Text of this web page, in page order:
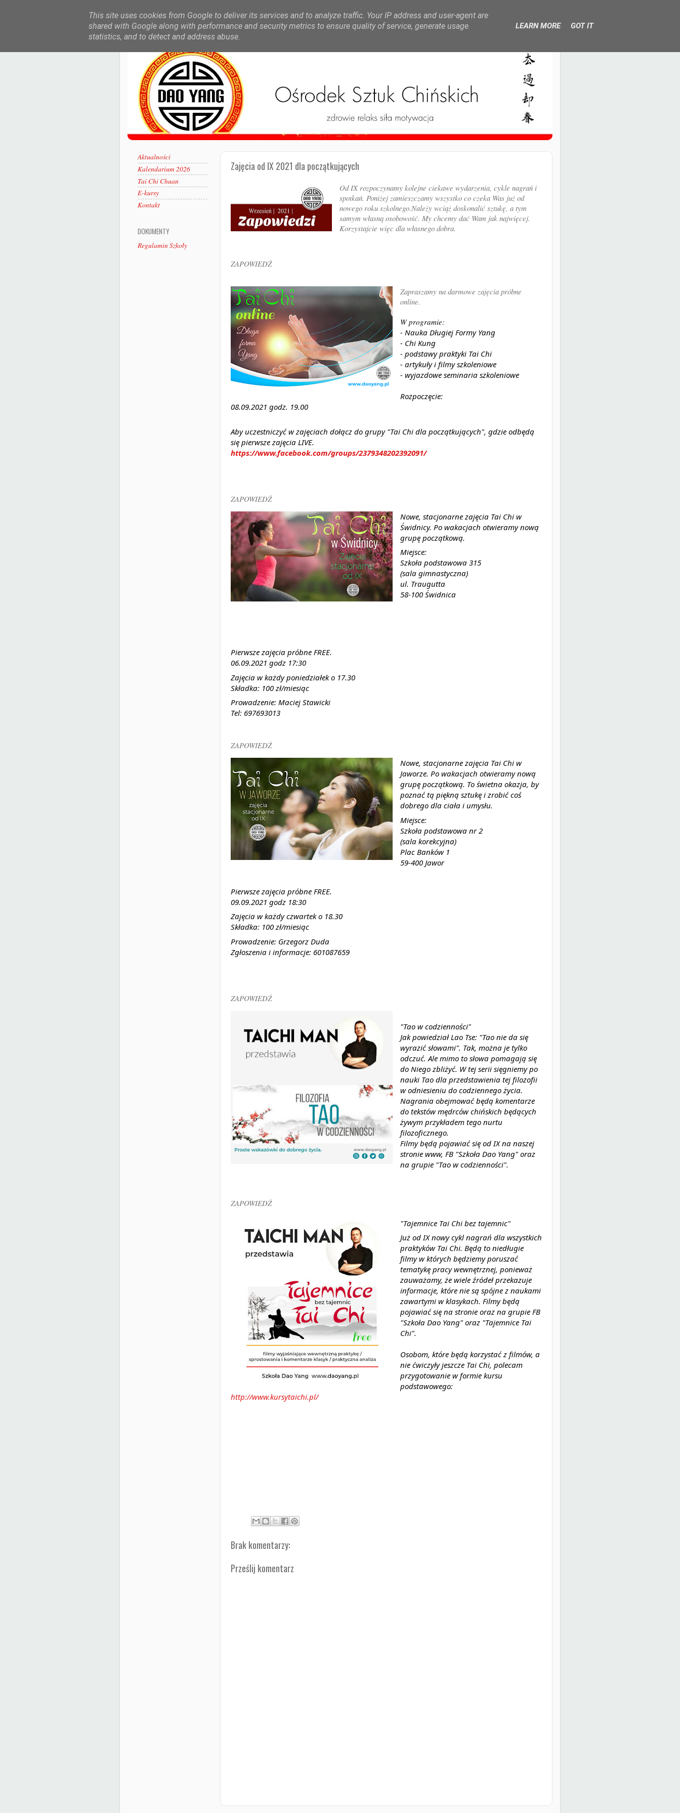
Zajęcia od IX 2021 dla początkujących
Od IX rozpoczynamy kolejne ciekawe wydarzenia, cykle nagrań i
spotkań. Poniżej zamieszczamy wszystko co czeka Was już od
nowego roku szkolnego.Należy wciąż doskonalić sztukę, a tym
samym własną osobowość. My chcemy dać Wam jak najwięcej.
Korzystajcie więc dla własnego dobra.
ZAPOWIEDŹ
Zapraszamy na darmowe zajęcia próbne
online.
W programie:
- Nauka Długiej Formy Yang
- Chi Kung
- podstawy praktyki Tai Chi
- artykuły i filmy szkoleniowe
- wyjazdowe seminaria szkoleniowe
Rozpoczęcie:
08.09.2021 godz. 19.00
Aby uczestniczyć w zajęciach dołącz do grupy "Tai Chi dla początkujących", gdzie odbędą
się pierwsze zajęcia LIVE.
https://www.facebook.com/groups/2379348202392091/
ZAPOWIEDŹ
Nowe, stacjonarne zajęcia Tai Chi w
Świdnicy. Po wakacjach otwieramy nową
grupę początkową.
Miejsce:
Szkoła podstawowa 315
(sala gimnastyczna)
ul. Traugutta
58-100 Świdnica
Pierwsze zajęcia próbne FREE.
06.09.2021 godz 17:30
Zajęcia w każdy poniedziałek o 17.30
Składka: 100 zł/miesiąc
Prowadzenie: Maciej Stawicki
Tel: 697693013
ZAPOWIEDŹ
Nowe, stacjonarne zajęcia Tai Chi w
Jaworze. Po wakacjach otwieramy nową
grupę początkową. To świetna okazja, by
poznać tą piękną sztukę i zrobić coś
dobrego dla ciała i umysłu.
Miejsce:
Szkoła podstawowa nr 2
(sala korekcyjna)
Plac Banków 1
59-400 Jawor
Pierwsze zajęcia próbne FREE.
09.09.2021 godz 18:30
Zajęcia w każdy czwartek o 18.30
Składka: 100 zł/miesiąc
Prowadzenie: Grzegorz Duda
Zgłoszenia i informacje: 601087659
ZAPOWIEDŹ
"Tao w codzienności"
Jak powiedział Lao Tse: "Tao nie da się
wyrazić słowami". Tak, można je tylko
odczuć. Ale mimo to słowa pomagają się
do Niego zbliżyć. W tej serii sięgniemy po
nauki Tao dla przedstawienia tej filozofii
w odniesieniu do codziennego życia.
Nagrania obejmować będą komentarze
do tekstów mędrców chińskich będących
żywym przykładem tego nurtu
filozoficznego.
Filmy będą pojawiać się od IX na naszej
stronie www, FB "Szkoła Dao Yang" oraz
na grupie "Tao w codzienności".
ZAPOWIEDŹ
"Tajemnice Tai Chi bez tajemnic"
Już od IX nowy cykl nagrań dla wszystkich
praktyków Tai Chi. Będą to niedługie
filmy w których będziemy poruszać
tematykę pracy wewnętrznej, ponieważ
zauważamy, że wiele źródeł przekazuje
informacje, które nie są spójne z naukami
zawartymi w klasykach. Filmy będą
pojawiać się na stronie oraz na grupie FB
"Szkoła Dao Yang" oraz "Tajemnice Tai
Chi".
Osobom, które będą korzystać z filmów, a
nie ćwiczyły jeszcze Tai Chi, polecam
przygotowanie w formie kursu
podstawowego:
http://www.kursytaichi.pl/
Brak komentarzy:
Prześlij komentarz
Aktualności
Kalendarium 2026
Tai Chi Chuan
E-kursy
Kontakt
DOKUMENTY
Regulamin Szkoły
This site uses cookies from Google to deliver its services and to analyze traffic. Your IP address and user-agent are
shared with Google along with performance and security metrics to ensure quality of service, generate usage
statistics, and to detect and address abuse.
LEARN MORE GOT IT